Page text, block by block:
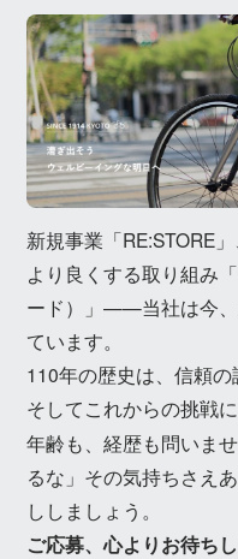
新規事業「RE:STORE
より良くする取り組み
ード）」——当社は今、
ています。
110年の歴史は、信頼の
そしてこれからの挑戦に
年齢も、経歴も問いま
るな」その気持ちさえ
ししましょう。
ご応募、心よりお待ち